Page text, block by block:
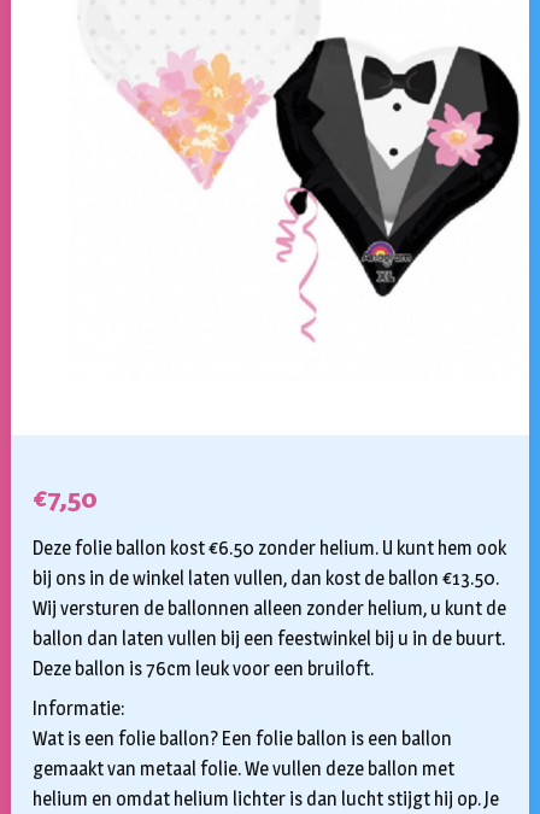
Inloggen
€7,50
Deze folie ballon kost €6.50 zonder helium. U kunt hem ook
bij ons in de winkel laten vullen, dan kost de ballon €13.50.
Wij versturen de ballonnen alleen zonder helium, u kunt de
ballon dan laten vullen bij een feestwinkel bij u in de buurt.
Deze ballon is 76cm leuk voor een bruiloft.
Informatie:
Wat is een folie ballon? Een folie ballon is een ballon
gemaakt van metaal folie. We vullen deze ballon met
helium en omdat helium lichter is dan lucht stijgt hij op. Je